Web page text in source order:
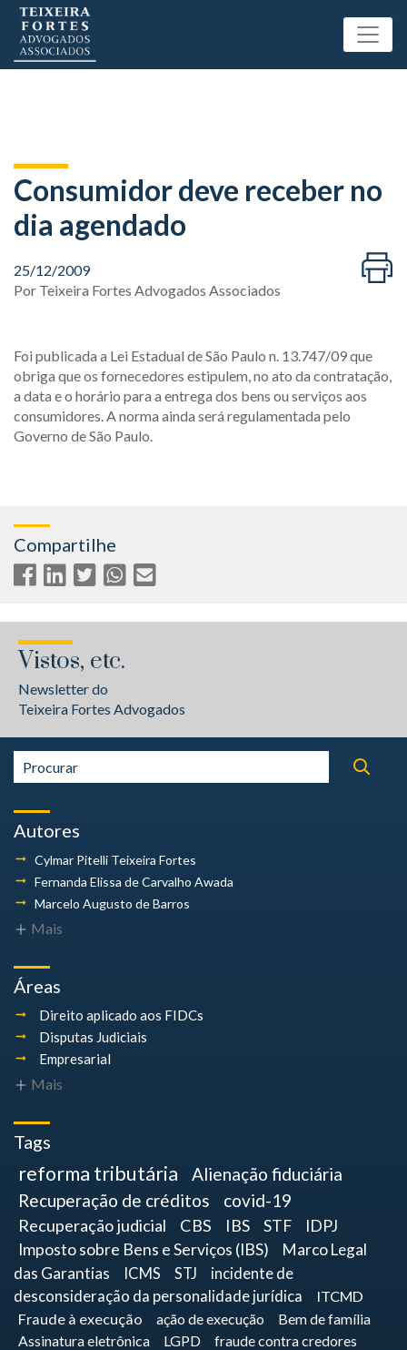
Consumidor deve receber no
dia agendado
25/12/2009
Por Teixeira Fortes Advogados Associados
Foi publicada a Lei Estadual de São Paulo n. 13.747/09 que
obriga que os fornecedores estipulem, no ato da contratação,
a data e o horário para a entrega dos bens ou serviços aos
consumidores. A norma ainda será regulamentada pelo
Governo de São Paulo.
Compartilhe
Vistos, etc.
Newsletter do
Teixeira Fortes Advogados
Autores
Cylmar Pitelli Teixeira Fortes
Fernanda Elissa de Carvalho Awada
Marcelo Augusto de Barros
Mais
Áreas
Direito aplicado aos FIDCs
Disputas Judiciais
Empresarial
Mais
Tags
reforma tributária
Alienação fiduciária
Recuperação de créditos
covid-19
Recuperação judicial CBS IBS STF
IDPJ
Imposto sobre Bens e Serviços (IBS)
Marco Legal
das Garantias
ICMS STJ
incidente de
desconsideração da personalidade jurídica
ITCMD
Fraude à execução
ação de execução
Bem de família
Assinatura eletrônica
LGPD fraude contra credores